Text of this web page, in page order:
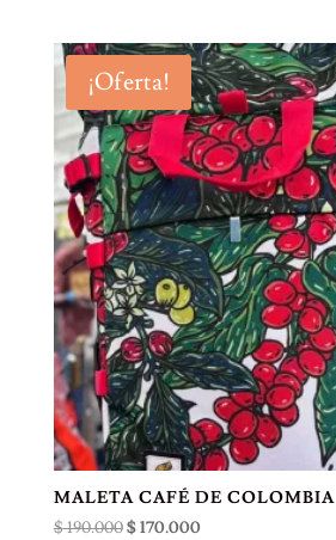
era:
$ 25.000.
es:
$ 18.000.
¡Oferta!
MALETA CAFÉ DE COLOMBIA
$190.000El
$170.000El